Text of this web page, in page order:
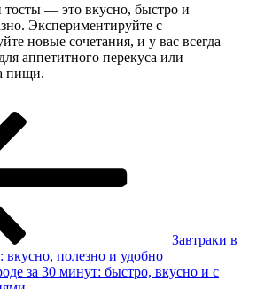
тосты — это вкусно, быстро и
Экспериментируйте с
новые сочетания, и у вас всегда
аппетитного перекуса или
пищи.
Завтраки в
вкусно, полезно и удобно
за 30 минут: быстро, вкусно и с